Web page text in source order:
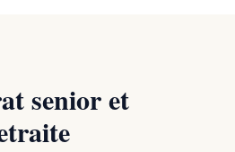
senior et